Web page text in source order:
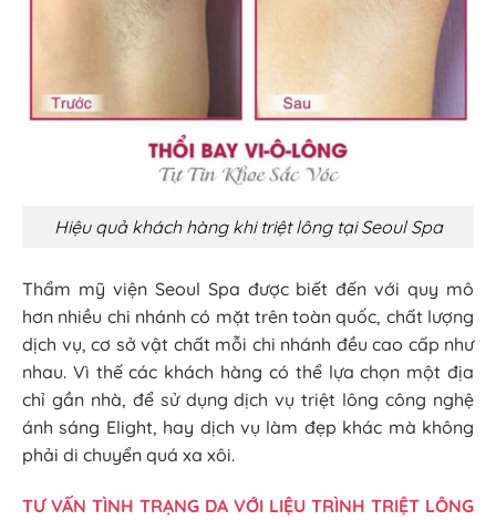
Hiệu quả khách hàng khi triệt lông tại Seoul Spa
Thẩm mỹ viện Seoul Spa được biết đến với quy mô
hơn nhiều chi nhánh có mặt trên toàn quốc, chất lượng
dịch vụ, cơ sở vật chất mỗi chi nhánh đều cao cấp như
nhau. Vì thế các khách hàng có thể lựa chọn một địa
chỉ gần nhà, để sử dụng dịch vụ triệt lông công nghệ
ánh sáng Elight, hay dịch vụ làm đẹp khác mà không
phải di chuyển quá xa xôi.
TƯ VẤN TÌNH TRẠNG DA VỚI LIỆU TRÌNH TRIỆT LÔNG